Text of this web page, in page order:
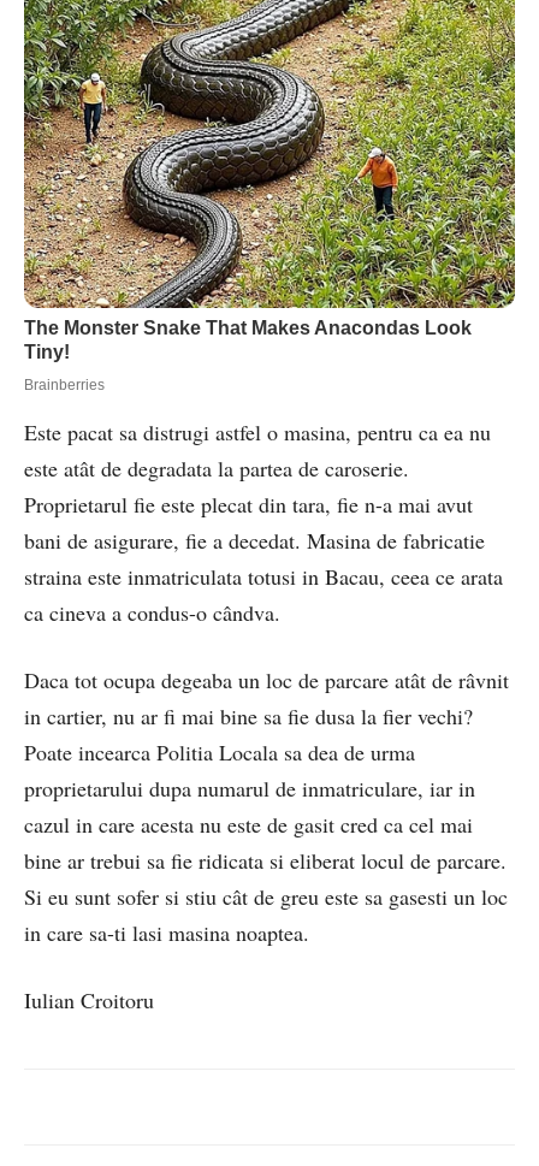
Este pacat sa distrugi astfel o masina, pentru ca ea nu
este atât de degradata la partea de caroserie.
Proprietarul fie este plecat din tara, fie n-a mai avut
bani de asigurare, fie a decedat. Masina de fabricatie
straina este inmatriculata totusi in Bacau, ceea ce arata
ca cineva a condus-o cândva.
Daca tot ocupa degeaba un loc de parcare atât de râvnit
in cartier, nu ar fi mai bine sa fie dusa la fier vechi?
Poate incearca Politia Locala sa dea de urma
proprietarului dupa numarul de inmatriculare, iar in
cazul in care acesta nu este de gasit cred ca cel mai
bine ar trebui sa fie ridicata si eliberat locul de parcare.
Si eu sunt sofer si stiu cât de greu este sa gasesti un loc
in care sa-ti lasi masina noaptea.
Iulian Croitoru